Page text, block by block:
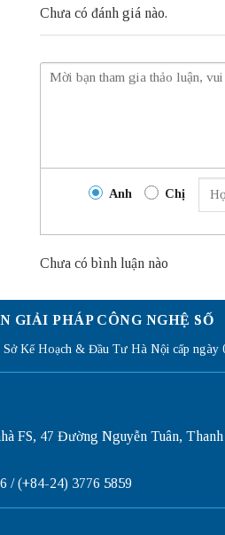
Chưa có đánh giá nào.
Anh Chị
Chưa có bình luận nào
GIẢI PHÁP CÔNG NGHỆ SỐ
Kế Hoạch & Đầu Tư Hà Nội cấp ngày
FS, 47 Đường Nguyễn Tuân, Thanh
/ (+84-24) 3776 5859